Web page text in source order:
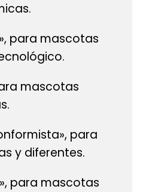
para mascotas
mascotas
para
y diferentes.
para mascotas